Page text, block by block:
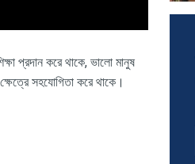
প্রদান করে থাকে, ভালো মানুষ
সহযোগিতা করে থাকে।